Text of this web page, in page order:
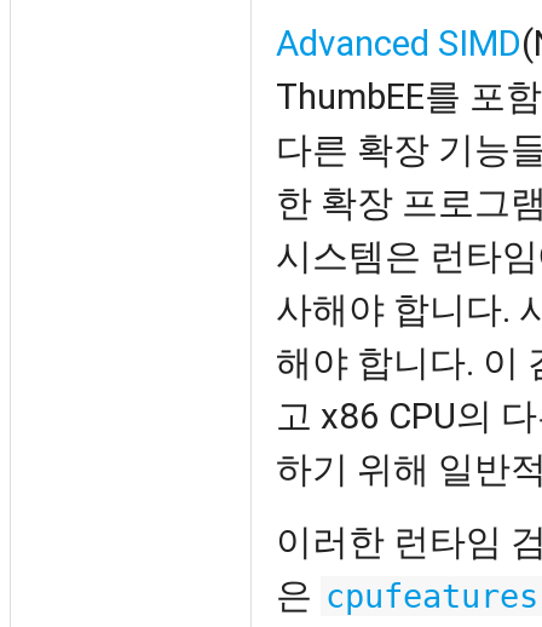
Advanced SIMD
ThumbEE를 포
다른 확장 기능
한 확장 프로그
시스템은 런타
사해야 합니다.
해야 합니다. 이
고 x86 CPU의
하기 위해 일반
이러한 런타임
은 cpufeatures